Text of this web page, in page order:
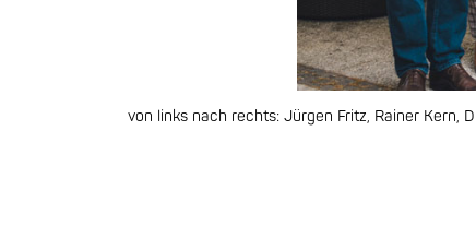
von links nach rechts: Jürgen Fritz, Rainer Kern,